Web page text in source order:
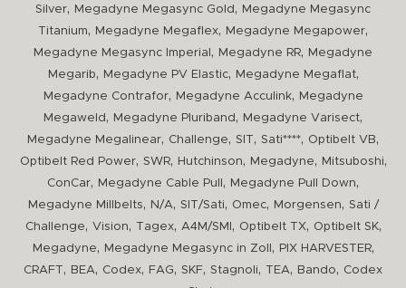
Silver, Megadyne Megasync Gold ,
Megadyne Megasync
Titanium, Megadyne Megaflex, Megadyne Megapower,
Megadyne Megasync Imperial , Megadyne RR,
Megadyne
Megarib, Megadyne PV Elastic, Megadyne Megaflat,
Megadyne Contrafor, Megadyne Acculink,
Megadyne
Megaweld , Megadyne Pluriband , Megadyne Varisect,
Megadyne Megalinear, Challenge, SIT , Sati****, Optibelt VB,
Optibelt Red Power, SWR, Hutchinson, Megadyne, Mitsuboshi,
ConCar, Megadyne Cable Pull , Megadyne Pull Down,
Megadyne Millbelts, N/A, SIT/Sati, Omec, Morgensen, Sati /
Challenge, Vision, Tagex, A4M/SMI , Optibelt TX, Optibelt SK,
Megadyne, Megadyne Megasync in Zoll , PIX HARVESTER,
CRAFT , BEA, Codex, FAG, SKF, Stagnoli, TEA, Bando, Codex